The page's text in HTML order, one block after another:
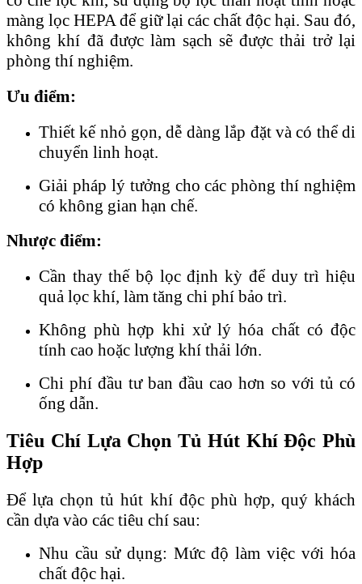
màng lọc HEPA để giữ lại các chất độc hại. Sau đó,
không khí đã được làm sạch sẽ được thải trở lại
phòng thí nghiệm.
Ưu điểm:
Thiết kế nhỏ gọn, dễ dàng lắp đặt và có thể di
chuyển linh hoạt.
Giải pháp lý tưởng cho các phòng thí nghiệm
có không gian hạn chế.
Nhược điểm:
Cần thay thế bộ lọc định kỳ để duy trì hiệu
quả lọc khí, làm tăng chi phí bảo trì.
Không phù hợp khi xử lý hóa chất có độc
tính cao hoặc lượng khí thải lớn.
Chi phí đầu tư ban đầu cao hơn so với tủ có
ống dẫn.
Tiêu Chí Lựa Chọn Tủ Hút Khí Độc Phù
Hợp
Để lựa chọn tủ hút khí độc phù hợp, quý khách
cần dựa vào các tiêu chí sau:
Nhu cầu sử dụng: Mức độ làm việc với hóa
chất độc hại.